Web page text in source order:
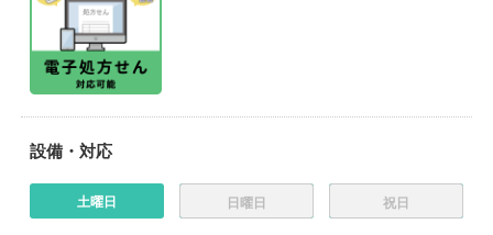
設備・対応
土曜日 日曜日 祝日